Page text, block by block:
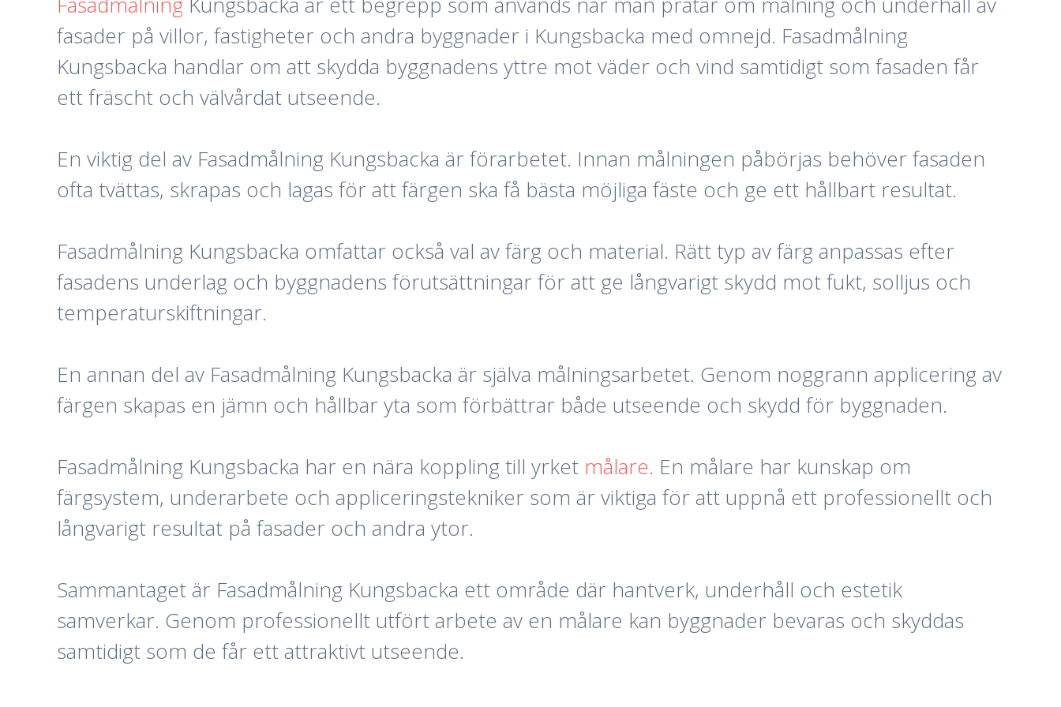
fasader på villor, fastigheter och andra byggnader i Kungsbacka med omnejd. Fasadmålning
Kungsbacka handlar om att skydda byggnadens yttre mot väder och vind samtidigt som fasaden får
ett fräscht och välvårdat utseende.
En viktig del av Fasadmålning Kungsbacka är förarbetet. Innan målningen påbörjas behöver fasaden
ofta tvättas, skrapas och lagas för att färgen ska få bästa möjliga fäste och ge ett hållbart resultat.
Fasadmålning Kungsbacka omfattar också val av färg och material. Rätt typ av färg anpassas efter
fasadens underlag och byggnadens förutsättningar för att ge långvarigt skydd mot fukt, solljus och
temperaturskiftningar.
En annan del av Fasadmålning Kungsbacka är själva målningsarbetet. Genom noggrann applicering av
färgen skapas en jämn och hållbar yta som förbättrar både utseende och skydd för byggnaden.
Fasadmålning Kungsbacka har en nära koppling till yrket målare. En målare har kunskap om
färgsystem, underarbete och appliceringstekniker som är viktiga för att uppnå ett professionellt och
långvarigt resultat på fasader och andra ytor.
Sammantaget är Fasadmålning Kungsbacka ett område där hantverk, underhåll och estetik
samverkar. Genom professionellt utfört arbete av en målare kan byggnader bevaras och skyddas
samtidigt som de får ett attraktivt utseende.